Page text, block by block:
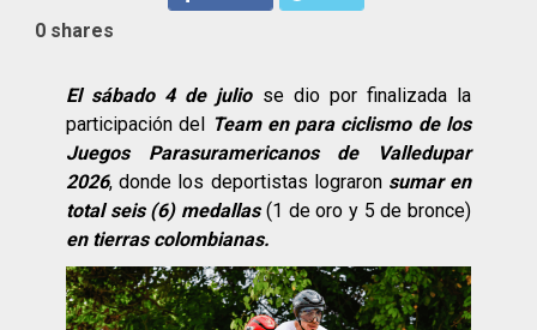
0 shares
El sábado 4 de juliose dio por finalizada la
participación del Team en para ciclismo de los
Juegos Parasuramericanos de Valledupar
2026, donde los deportistas lograron sumar en
total seis (6) medallas(1 de oro y 5 de bronce)
en tierras colombianas.